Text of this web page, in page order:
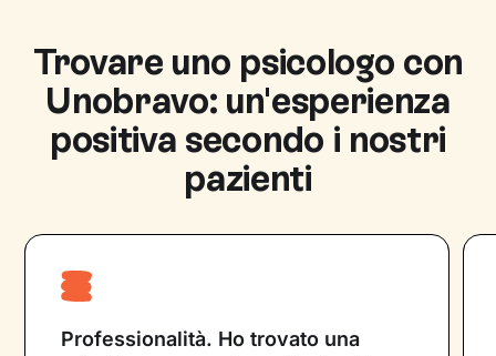
sostegno psicologico. Lo psicoterapeuta è
uno psicologo o psichiatra che utilizza diverse
tecniche psicoterapeutiche su cui è
specializzato, per fornire supporto
psicologico. Entrambe le figure professionali
lavorano con l’obiettivo di migliorare la vita
Trovare uno psicologo con
Unobravo: un'esperienza
positiva secondo i nostri
pazienti
Professionalità. Ho trovato una